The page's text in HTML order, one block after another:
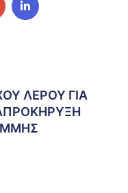
ΛΕΡΟΥ ΓΙΑ